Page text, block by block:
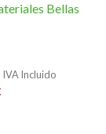
Bellas
IVA Incluido